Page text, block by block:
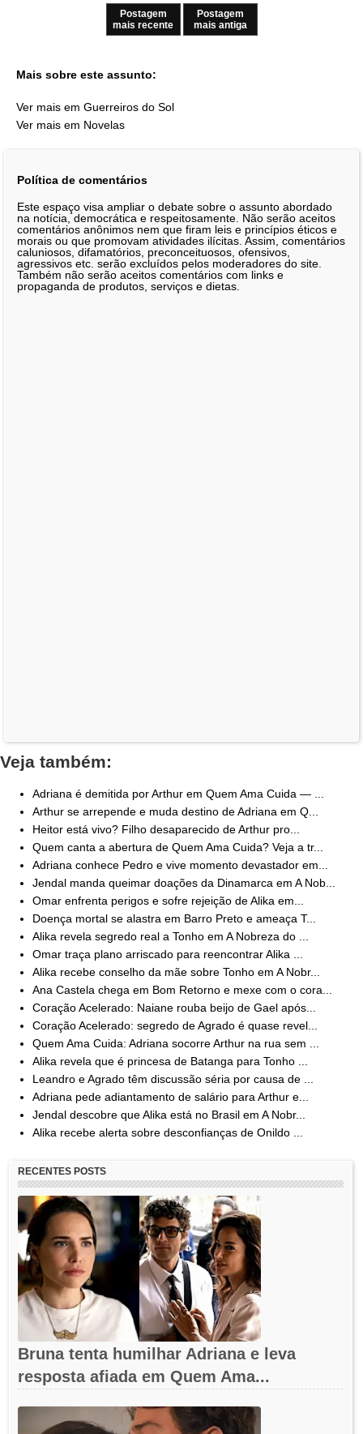
Postagem
mais recente
Postagem
mais antiga
Mais sobre este assunto:
Ver mais em Guerreiros do Sol
Ver mais em Novelas
Política de comentários
Este espaço visa ampliar o debate sobre o assunto abordado
na notícia, democrática e respeitosamente. Não serão aceitos
comentários anônimos nem que firam leis e princípios éticos e
morais ou que promovam atividades ilícitas. Assim, comentários
caluniosos, difamatórios, preconceituosos, ofensivos,
agressivos etc. serão excluídos pelos moderadores do site.
Também não serão aceitos comentários com links e
propaganda de produtos, serviços e dietas.
Veja também:
Adriana é demitida por Arthur em Quem Ama Cuida — ...
Arthur se arrepende e muda destino de Adriana em Q...
Heitor está vivo? Filho desaparecido de Arthur pro...
Quem canta a abertura de Quem Ama Cuida? Veja a tr...
Adriana conhece Pedro e vive momento devastador em...
Jendal manda queimar doações da Dinamarca em A Nob...
Omar enfrenta perigos e sofre rejeição de Alika em...
Doença mortal se alastra em Barro Preto e ameaça T...
Alika revela segredo real a Tonho em A Nobreza do ...
Omar traça plano arriscado para reencontrar Alika ...
Alika recebe conselho da mãe sobre Tonho em A Nobr...
Ana Castela chega em Bom Retorno e mexe com o cora...
Coração Acelerado: Naiane rouba beijo de Gael após...
Coração Acelerado: segredo de Agrado é quase revel...
Quem Ama Cuida: Adriana socorre Arthur na rua sem ...
Alika revela que é princesa de Batanga para Tonho ...
Leandro e Agrado têm discussão séria por causa de ...
Adriana pede adiantamento de salário para Arthur e...
Jendal descobre que Alika está no Brasil em A Nobr...
Alika recebe alerta sobre desconfianças de Onildo ...
RECENTES POSTS
Bruna tenta humilhar Adriana e leva
resposta afiada em Quem Ama...